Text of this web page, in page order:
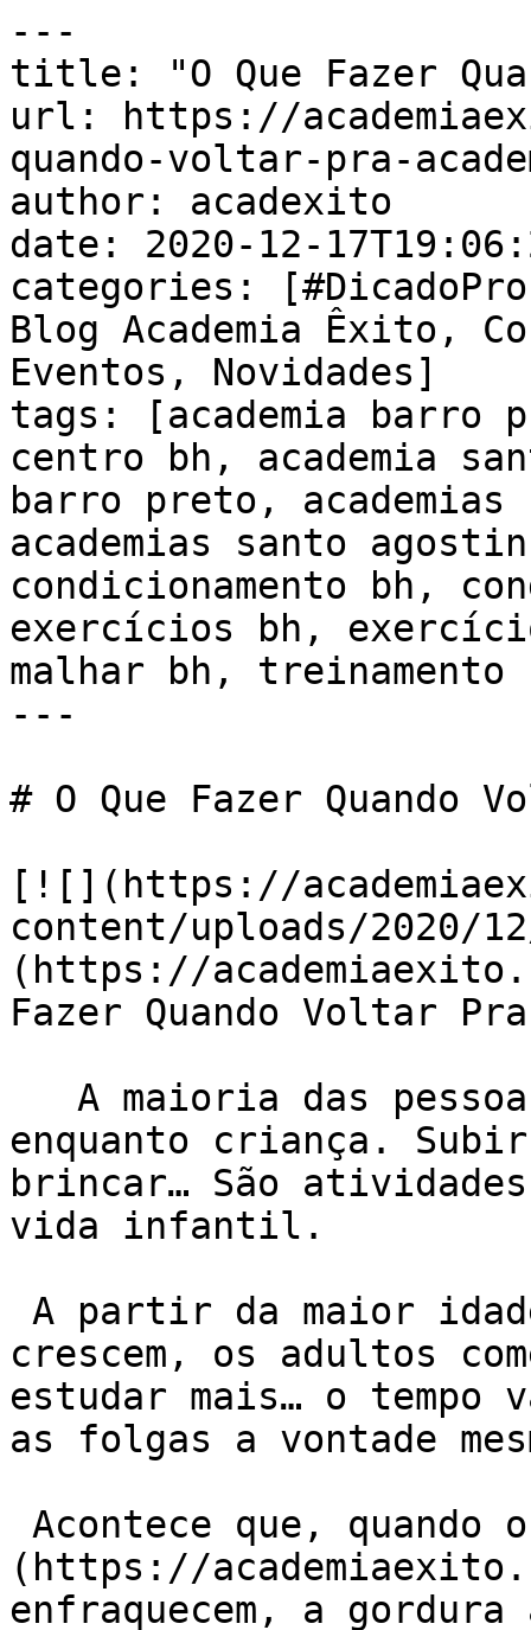
---
title: "O Que Fazer
url: https://
quando-voltar-pra-
author: acadexito
date: 2020-12-
categories:
Blog Academia Êxito,
Eventos, Novidades]
tags: [academia barro
centro bh, academia
barro preto,
academias santo
condicionamento bh,
exercícios bh,
malhar bh,
---
# O Que Fazer Quando
[![](https://
content/uploads/2020/
(https://
Fazer Quando Voltar Pra
enquanto criança.
brincar… São
vida infantil.
crescem, os adultos
estudar mais… o tempo
as folgas a vontade
(https://
enfraquecem, a